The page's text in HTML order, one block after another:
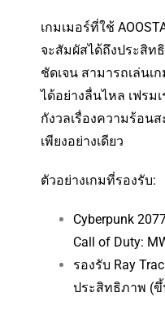
เกมเมอร์ที่ใช้
จะสัมผัสได้ถึงประสิท
ชัดเจน สามารถเล่นเ
ได้อย่างลื่นไหล เฟรม
กังวลเรื่องความร้อน
เพียงอย่างเดียว
ตัวอย่างเกมที่รองรับ:
Cyberpunk
Call of Duty:
รองรับ Ray
ประสิทธิภาพ (